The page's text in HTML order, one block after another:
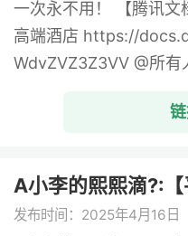
一次永不用！ 【腾讯文
高端酒店 https://
WdvZVZ3Z3VV @所有
A小李的熙熙滴?:
发布时间：2025年4月16日